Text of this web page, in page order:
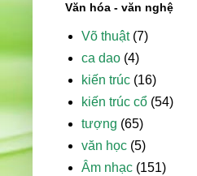
Văn hóa - văn nghệ
Võ thuật (7)
ca dao (4)
kiến trúc (16)
kiến trúc cổ (54)
tượng (65)
văn học (5)
Âm nhạc (151)